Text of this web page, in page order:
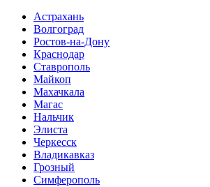
Астрахань
Волгоград
Ростов-на-Дону
Краснодар
Ставрополь
Майкоп
Махачкала
Магас
Нальчик
Элиста
Черкесск
Владикавказ
Грозный
Симферополь